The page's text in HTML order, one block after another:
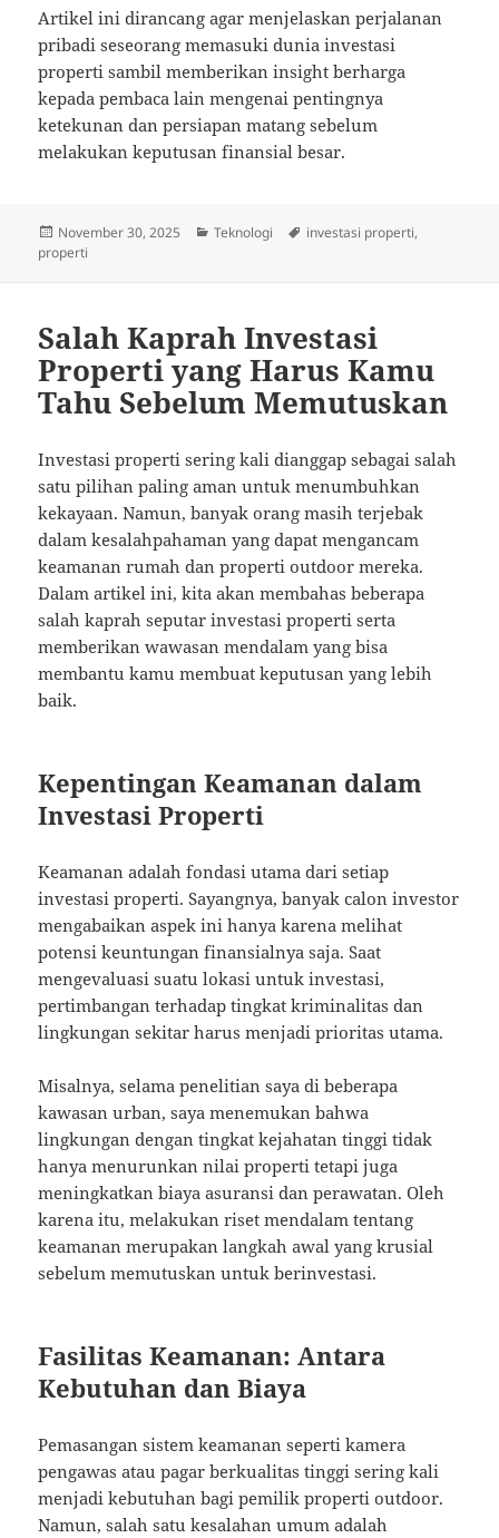
Artikel ini dirancang agar menjelaskan perjalanan
pribadi seseorang memasuki dunia investasi
properti sambil memberikan insight berharga
kepada pembaca lain mengenai pentingnya
ketekunan dan persiapan matang sebelum
melakukan keputusan finansial besar.
Posted
on
November 30, 2025 Categories
Teknologi Tags
investasi properti,
properti
Salah Kaprah Investasi
Properti yang Harus Kamu
Tahu Sebelum Memutuskan
Investasi properti sering kali dianggap sebagai salah
satu pilihan paling aman untuk menumbuhkan
kekayaan. Namun, banyak orang masih terjebak
dalam kesalahpahaman yang dapat mengancam
keamanan rumah dan properti outdoor mereka.
Dalam artikel ini, kita akan membahas beberapa
salah kaprah seputar investasi properti serta
memberikan wawasan mendalam yang bisa
membantu kamu membuat keputusan yang lebih
baik.
Kepentingan Keamanan dalam
Investasi Properti
Keamanan adalah fondasi utama dari setiap
investasi properti. Sayangnya, banyak calon investor
mengabaikan aspek ini hanya karena melihat
potensi keuntungan finansialnya saja. Saat
mengevaluasi suatu lokasi untuk investasi,
pertimbangan terhadap tingkat kriminalitas dan
lingkungan sekitar harus menjadi prioritas utama.
Misalnya, selama penelitian saya di beberapa
kawasan urban, saya menemukan bahwa
lingkungan dengan tingkat kejahatan tinggi tidak
hanya menurunkan nilai properti tetapi juga
meningkatkan biaya asuransi dan perawatan. Oleh
karena itu, melakukan riset mendalam tentang
keamanan merupakan langkah awal yang krusial
sebelum memutuskan untuk berinvestasi.
Fasilitas Keamanan: Antara
Kebutuhan dan Biaya
Pemasangan sistem keamanan seperti kamera
pengawas atau pagar berkualitas tinggi sering kali
menjadi kebutuhan bagi pemilik properti outdoor.
Namun, salah satu kesalahan umum adalah